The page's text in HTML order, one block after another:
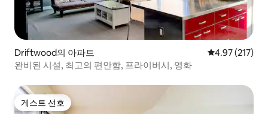
Driftwood의 아파트 평점 4.97점(5
4.97 (217)
완비된 시설, 최고의 편안함, 프라이버시, 영화
게스트 선호
게스트 선호